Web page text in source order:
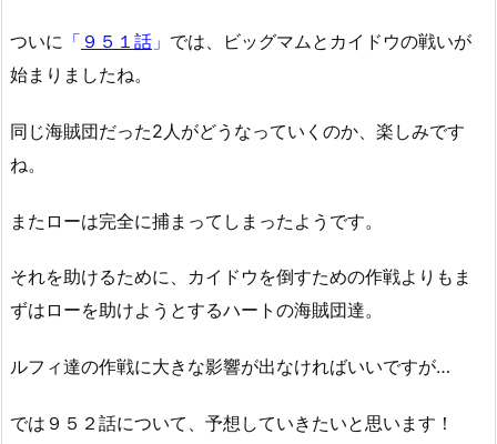
ついに 「 ９５１話 」 では、ビッグマムとカイドウの戦いが
始まりましたね。
同じ海賊団だった2人がどうなっていくのか、楽しみです
ね。
またローは完全に捕まってしまったようです。
それを助けるために、カイドウを倒すための作戦よりもま
ずはローを助けようとするハートの海賊団達。
ルフィ達の作戦に大きな影響が出なければいいですが…
では９５２話について、予想していきたいと思います！